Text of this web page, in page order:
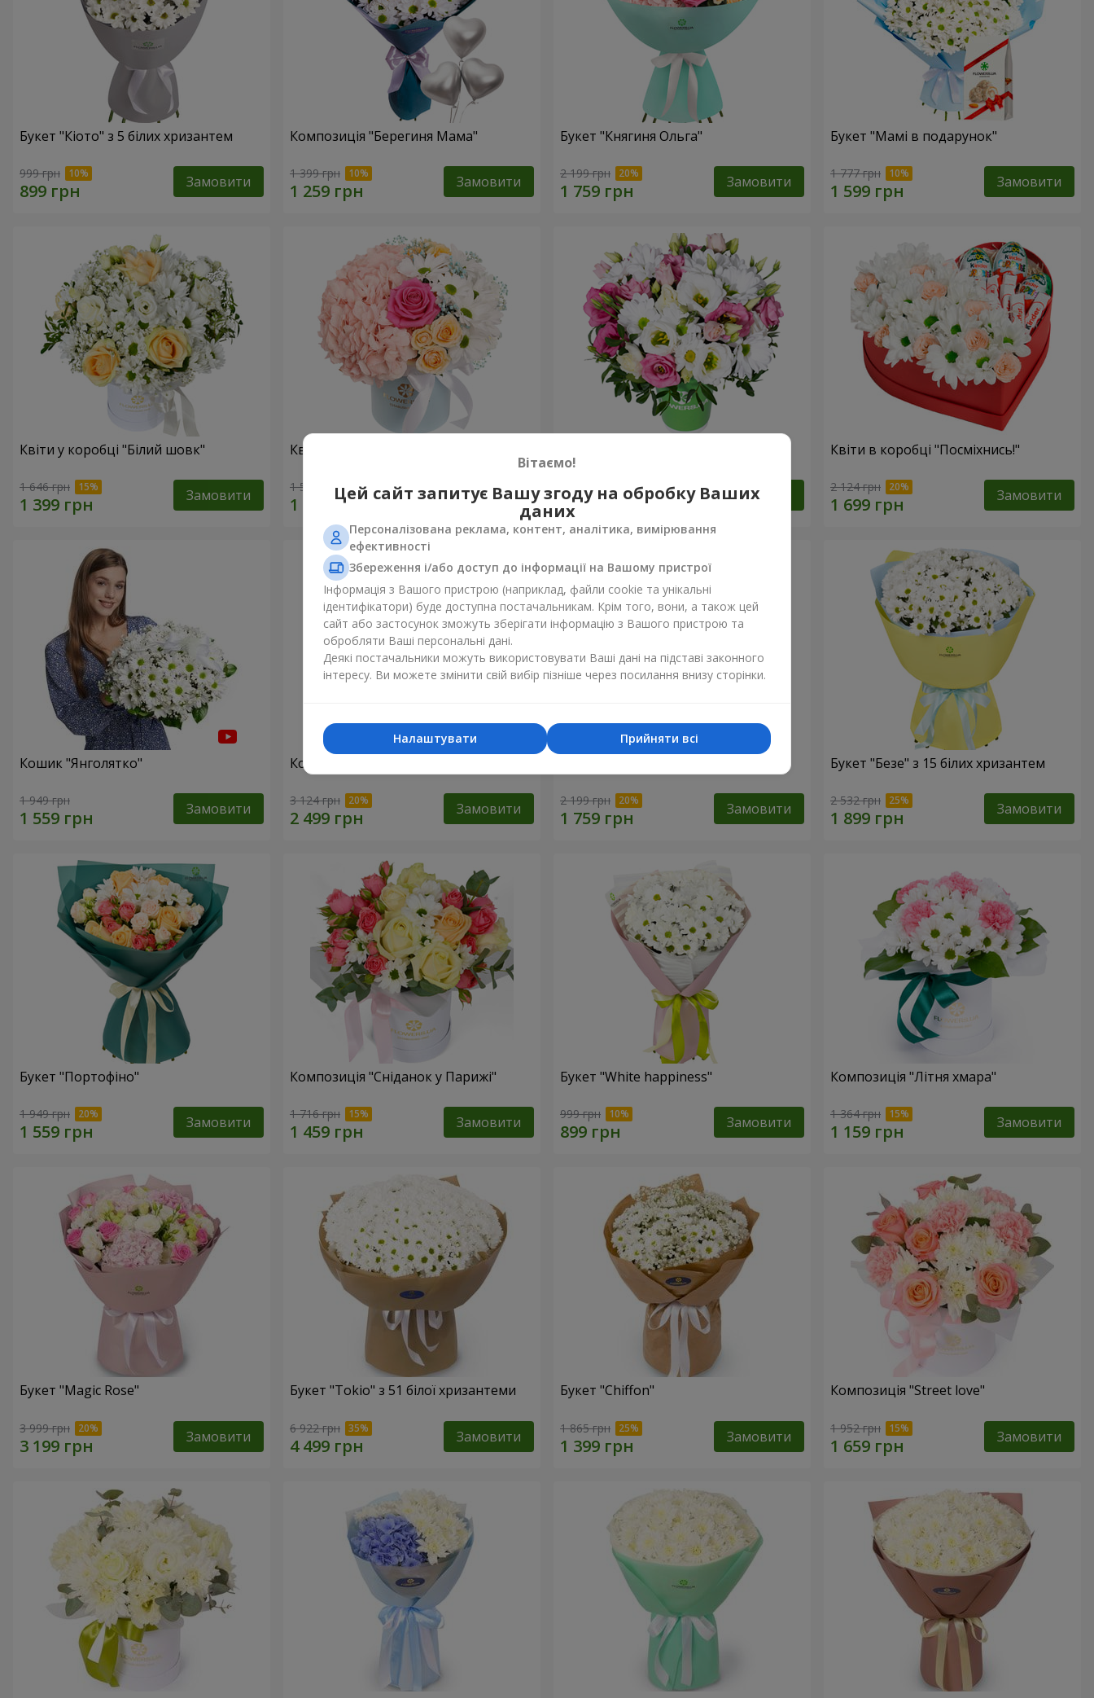
Букет "Кіото" з 5 білих хризантем
999 грн Замовити
Композиція "Берегиня Мама"
1 399 грн Замовити
Букет "Княгиня Ольга"
2 199 грн Замовити
Букет "Мамі в подарунок"
1 777 грн Замовити
Квіти у коробці "Білий шовк"
1 646 грн Замовити
Квіти в коробці "Щастя не оминеш"
1 599 грн Замовити 954 грн Замовити
Квіти в коробці "Посміхнись!"
2 124 грн Замовити
Кошик "Янголятко"
1 949 грн Замовити
Кошик "Закоханий сад"
3 124 грн Замовити 2 199 грн Замовити
Букет "Безе" з 15 білих хризантем
2 532 грн Замовити
Букет "Портофіно"
1 949 грн Замовити
Композиція "Сніданок у Парижі"
1 716 грн Замовити
Букет "White happiness"
999 грн Замовити
Композиція "Літня хмара"
1 364 грн Замовити
Букет "Magic Rose"
3 999 грн Замовити
Букет "Tokio" з 51 білої хризантеми
6 922 грн Замовити
Букет "Chiffon"
1 865 грн Замовити
Композиція "Street love"
1 952 грн Замовити
Вітаємо!
Цей сайт запитує Вашу згоду на обробку Ваших
даних
Персоналізована реклама, контент, аналітика, вимірювання
ефективності
Збереження і/або доступ до інформації на Вашому пристрої
Інформація з Вашого пристрою (наприклад, файли cookie та унікальні
ідентифікатори) буде доступна постачальникам. Крім того, вони, а також цей
сайт або застосунок зможуть зберігати інформацію з Вашого пристрою та
обробляти Ваші персональні дані.
Деякі постачальники можуть використовувати Ваші дані на підставі законного
інтересу. Ви можете змінити свій вибір пізніше через посилання внизу сторінки.
Прийняти всі
Налаштувати